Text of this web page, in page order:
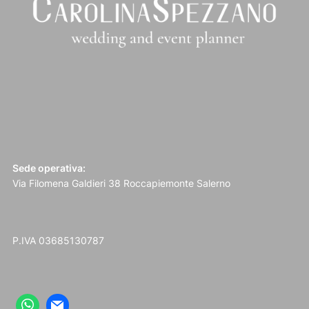
Sede operativa:
Via Filomena Galdieri 38 Roccapiemonte Salerno
P.IVA 03685130787